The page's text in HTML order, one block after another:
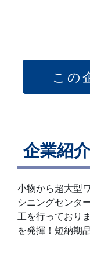
この
企業紹介
小物から超大型
シニングセンタ
工を行っており
を発揮！短納期